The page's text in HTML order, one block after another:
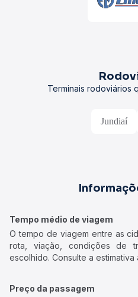
Terminais rodoviários
Jundiaí
Tempo médio de viagem
O tempo de viagem entre as
rota, viação, condições de
escolhido. Consulte a
Preço da passagem